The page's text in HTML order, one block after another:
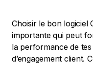
Choisir le bon logiciel
importante qui peut
la performance de
d’engagement client.